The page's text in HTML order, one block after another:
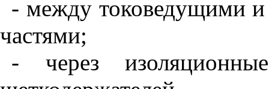
- между токоведущими и
частями;
- через